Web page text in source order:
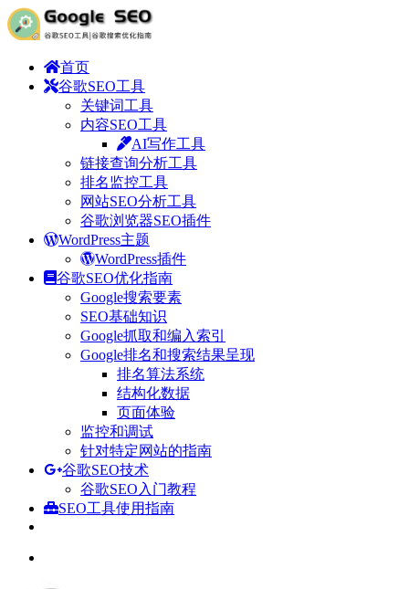
首页
谷歌SEO工具
关键词工具
内容SEO工具
AI写作工具
链接查询分析工具
排名监控工具
网站SEO分析工具
谷歌浏览器SEO插件
WordPress主题
WordPress插件
谷歌SEO优化指南
Google搜索要素
SEO基础知识
Google抓取和编入索引
Google排名和搜索结果呈现
排名算法系统
结构化数据
页面体验
监控和调试
针对特定网站的指南
谷歌SEO技术
谷歌SEO入门教程
SEO工具使用指南